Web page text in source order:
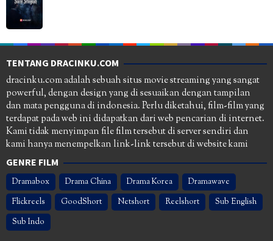
TENTANG DRACINKU.COM
dracinku.com adalah sebuah situs movie streaming yang sangat
powerful, dengan design yang di sesuaikan dengan tampilan
dan mata pengguna di indonesia. Perlu diketahui, film-film yang
terdapat pada web ini didapatkan dari web pencarian di internet.
Kami tidak menyimpan file film tersebut di server sendiri dan
kami hanya menempelkan link-link tersebut di website kami
GENRE FILM
Dramabox Drama China Drama Korea
Dramawave
Flickreels
GoodShort Netshort Reelshort
Sub English
Sub Indo